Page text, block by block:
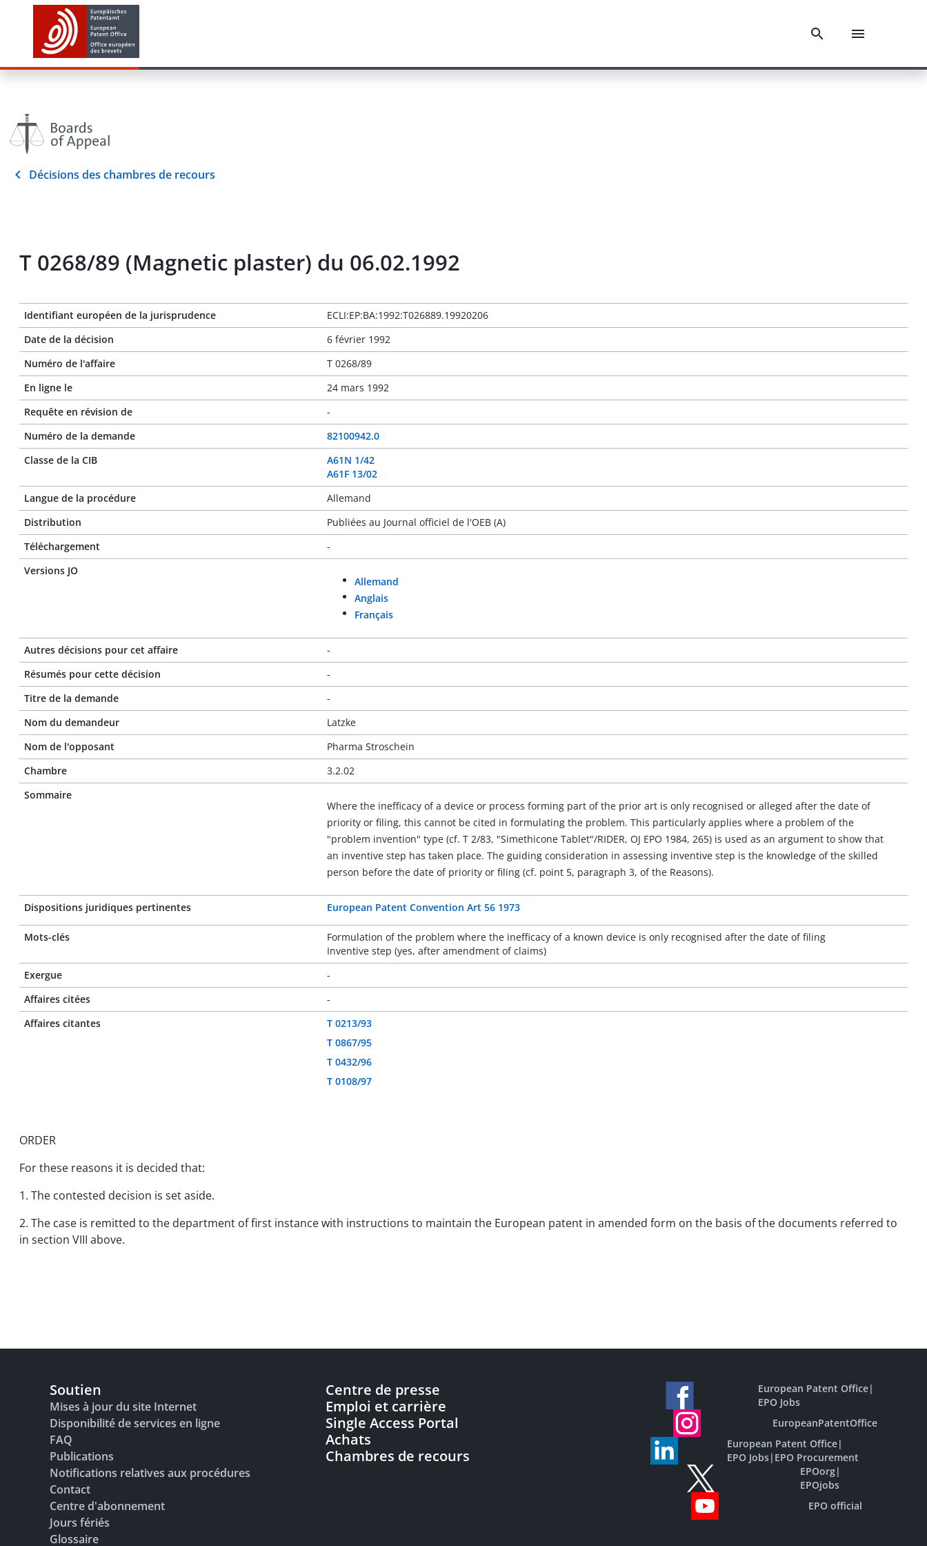
Décisions des chambres de recours
T 0268/89 (Magnetic plaster) du 06.02.1992
Identifiant européen de la jurisprudence
ECLI:EP:BA:1992:T026889.19920206
Date de la décision
6 février 1992
Numéro de l'affaire
T 0268/89
En ligne le
24 mars 1992
Requête en révision de
-
Numéro de la demande
82100942.0
Classe de la CIB
A61N 1/42
A61F 13/02
Langue de la procédure
Allemand
Distribution
Publiées au Journal officiel de l'OEB (A)
Téléchargement
-
Versions JO
Allemand
Anglais
Français
Autres décisions pour cet affaire
-
Résumés pour cette décision
-
Titre de la demande
-
Nom du demandeur
Latzke
Nom de l'opposant
Pharma Stroschein
Chambre
3.2.02
Sommaire
Where the inefficacy of a device or process forming part of the prior art is only recognised or alleged after the date of
priority or filing, this cannot be cited in formulating the problem. This particularly applies where a problem of the
"problem invention" type (cf. T 2/83, "Simethicone Tablet"/RIDER, OJ EPO 1984, 265) is used as an argument to show that
an inventive step has taken place. The guiding consideration in assessing inventive step is the knowledge of the skilled
person before the date of priority or filing (cf. point 5, paragraph 3, of the Reasons).
Dispositions juridiques pertinentes European Patent Convention Art 56 1973
Mots-clés
Formulation of the problem where the inefficacy of a known device is only recognised after the date of filing
Inventive step (yes, after amendment of claims)
Exergue
-
Affaires citées
-
Affaires citantes
T 0213/93
T 0867/95
T 0432/96
T 0108/97
ORDER
For these reasons it is decided that:
1. The contested decision is set aside.
2. The case is remitted to the department of first instance with instructions to maintain the European patent in amended form on the basis of the documents referred to
in section VIII above.
Soutien
Mises à jour du site Internet
Disponibilité de services en ligne
FAQ
Publications
Notifications relatives aux procédures
Contact
Centre d'abonnement
Jours fériés
Glossaire
Centre de presse
Emploi et carrière
Single Access Portal
Achats
Chambres de recours
European Patent Office|
EPO Jobs
EuropeanPatentOffice
European Patent Office|
EPO Jobs| EPO Procurement
EPOorg|
EPOjobs
EPO official